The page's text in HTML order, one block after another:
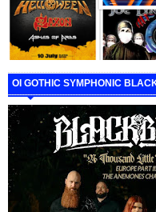
ΟΙ GOTHIC SYMPHONIC